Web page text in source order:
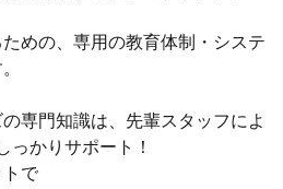
めの、専用の教育体制・システ
専門知識は、先輩スタッフによ
っかりサポート！
で